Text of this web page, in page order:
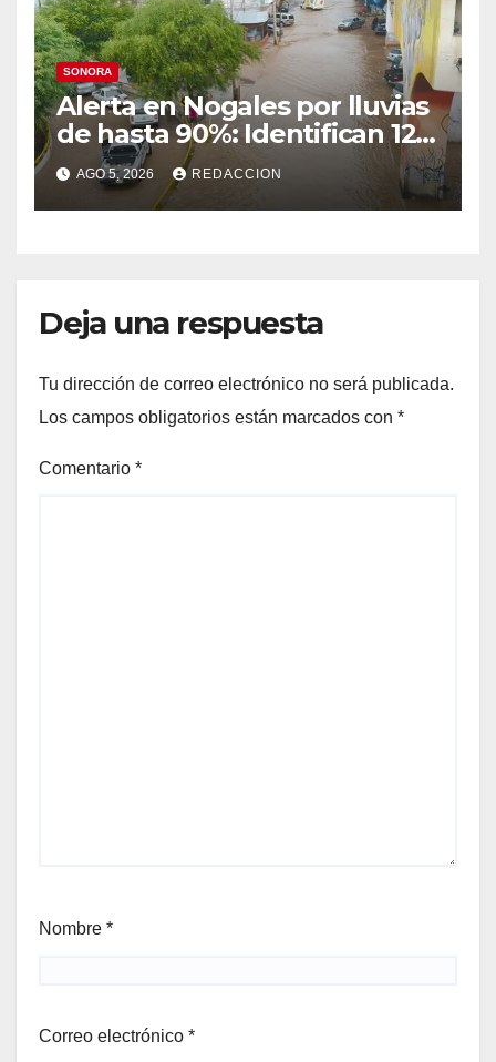
SONORA
Alerta en Nogales por lluvias
de hasta 90%: Identifican 12
vialidades con alto riesgo de
arroyos e inundaciones
AGO 5, 2026 REDACCION
Deja una respuesta
Tu dirección de correo electrónico no será publicada.
Los campos obligatorios están marcados con *
Comentario *
Nombre *
Correo electrónico *